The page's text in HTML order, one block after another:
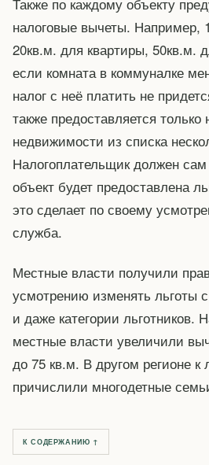
налоговые вычеты. Например,
20кв.м. для квартиры, 50кв.м.
если комната в коммуналке
налог с неё платить не
также предоставляется только
недвижимости из списка
Налогоплательщик должен
объект будет предоставлена
это сделает по своему
служба.
Местные власти получили
усмотрению изменять льготы
и даже категории
местные власти увеличили
до 75 кв.м. В другом регионе к
причислили многодетные
К СОДЕРЖАНИЮ ↑